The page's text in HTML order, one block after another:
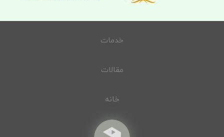
خدمات
مقالات
خانه